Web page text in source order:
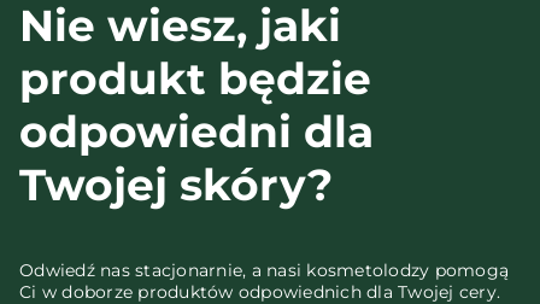
Nie wiesz, jaki
produkt będzie
odpowiedni dla
Twojej skóry?
Odwiedź nas stacjonarnie, a nasi kosmetolodzy pomogą
Ci w doborze produktów odpowiednich dla Twojej cery.